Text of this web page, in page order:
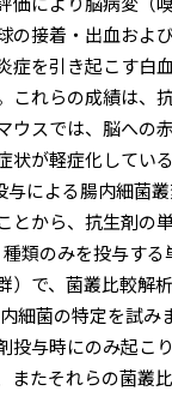
の接着・出⾎およ
症を引き起こす⽩
これらの成績は、
ウスでは、脳への
状が軽症化してい
による腸内細菌
とから、抗⽣剤の
類のみを投与す
）で、菌叢⽐較解
細菌の特定を試み
投与時にのみ起こ
またそれらの菌叢